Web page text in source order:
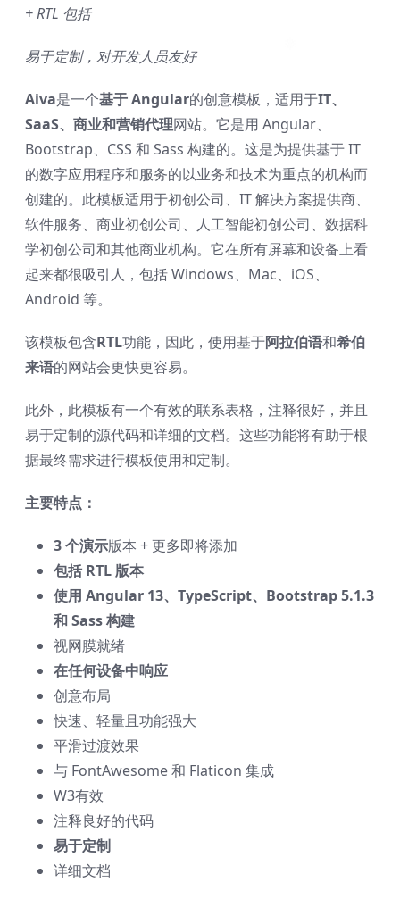
+ RTL 包括
易于定制，对开发人员友好
Aiva是一个基于 Angular的创意模板，适用于IT、
SaaS、商业和营销代理网站。它是用 Angular、
Bootstrap、CSS 和 Sass 构建的。这是为提供基于 IT
的数字应用程序和服务的以业务和技术为重点的机构而
创建的。此模板适用于初创公司、IT 解决方案提供商、
软件服务、商业初创公司、人工智能初创公司、数据科
学初创公司和其他商业机构。它在所有屏幕和设备上看
起来都很吸引人，包括 Windows、Mac、iOS、
Android 等。
该模板包含RTL功能，因此，使用基于阿拉伯语和希伯
来语的网站会更快更容易。
此外，此模板有一个有效的联系表格，注释很好，并且
易于定制的源代码和详细的文档。这些功能将有助于根
据最终需求进行模板使用和定制。
主要特点：
3 个演示版本 + 更多即将添加
包括 RTL 版本
使用 Angular 13、TypeScript、Bootstrap 5.1.3
和 Sass 构建
视网膜就绪
在任何设备中响应
创意布局
快速、轻量且功能强大
平滑过渡效果
与 FontAwesome 和 Flaticon 集成
W3有效
注释良好的代码
易于定制
详细文档